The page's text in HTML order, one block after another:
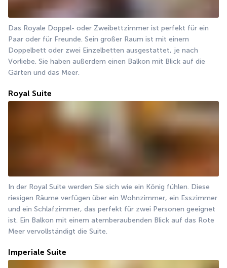
Das Royale Doppel- oder Zweibettzimmer ist perfekt für ein
Paar oder für Freunde. Sein großer Raum ist mit einem
Doppelbett oder zwei Einzelbetten ausgestattet, je nach
Vorliebe. Sie haben außerdem einen Balkon mit Blick auf die
Gärten und das Meer.
Royal Suite
In der Royal Suite werden Sie sich wie ein König fühlen. Diese
riesigen Räume verfügen über ein Wohnzimmer, ein Esszimmer
und ein Schlafzimmer, das perfekt für zwei Personen geeignet
ist. Ein Balkon mit einem atemberaubenden Blick auf das Rote
Meer vervollständigt die Suite.
Imperiale Suite